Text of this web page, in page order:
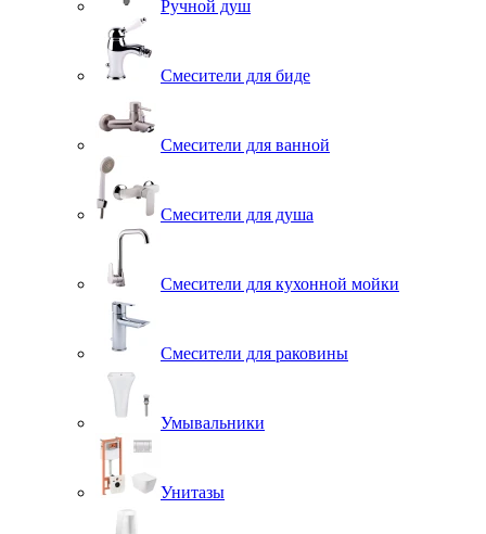
Ручной душ
Смесители для биде
Смесители для ванной
Смесители для душа
Смесители для кухонной мойки
Смесители для раковины
Умывальники
Унитазы